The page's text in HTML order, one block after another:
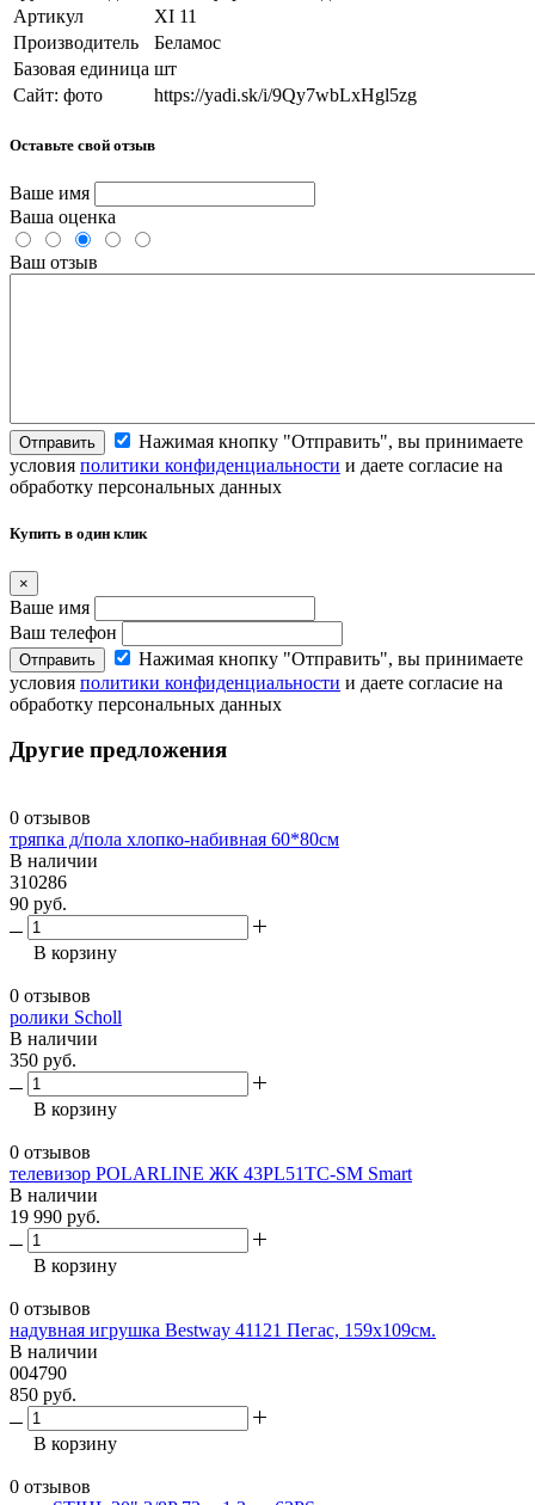
Артикул
XI 11
Производитель
Беламос
Базовая единица шт
Сайт: фото
https://yadi.sk/i/9Qy7wbLxHgl5zg
Оставьте свой отзыв
Ваше имя
Ваша оценка
Ваш отзыв
Отправить
Нажимая кнопку "Отправить", вы принимаете
условия политики конфиденциальности и даете согласие на
обработку персональных данных
Купить в один клик
×
Ваше имя
Ваш телефон
Отправить
Нажимая кнопку "Отправить", вы принимаете
условия политики конфиденциальности и даете согласие на
обработку персональных данных
Другие предложения
0 отзывов
тряпка д/пола хлопко-набивная 60*80см
В наличии
310286
90 руб.
В корзину
0 отзывов
ролики Scholl
В наличии
350 руб.
В корзину
0 отзывов
телевизор POLARLINE ЖК 43PL51TC-SM Smart
В наличии
19 990 руб.
В корзину
0 отзывов
надувная игрушка Bestway 41121 Пегас, 159х109см.
В наличии
004790
850 руб.
В корзину
0 отзывов